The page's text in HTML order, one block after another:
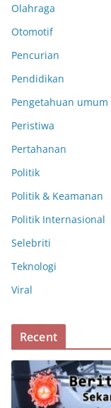
Olahraga
Otomotif
Pencurian
Pendidikan
Pengetahuan umum
Peristiwa
Pertahanan
Politik
Politik & Keamanan
Politik Internasional
Selebriti
Teknologi
Viral
Recent